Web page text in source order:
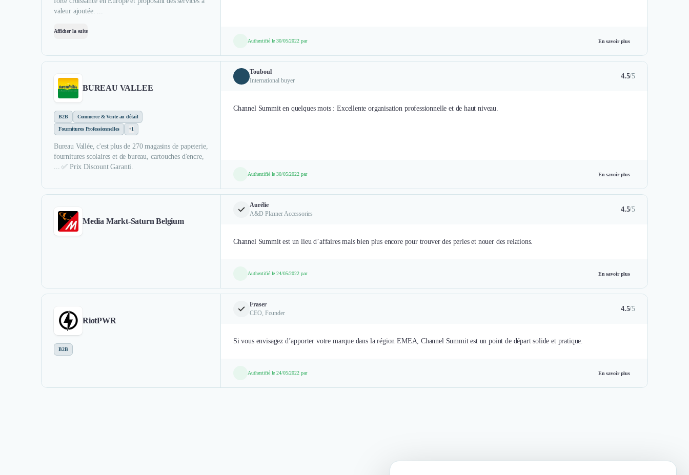
valeur ajoutée. ...
Afficher la suite
Authentifié le 30/05/2022 par En savoir plus
BUREAU VALLEE
B2B Commerce & Vente au détail
Fournitures Professionnelles +1
Bureau Vallée, c'est plus de 270 magasins de papeterie,
fournitures scolaires et de bureau, cartouches d'encre,
... ✅ Prix Discount Garanti.
Touboul
International buyer
4.5/5
Channel Summit en quelques mots : Excellente organisation professionnelle et de haut niveau.
Authentifié le 30/05/2022 par En savoir plus
Media Markt-Saturn Belgium
Aurélie
A&D Planner Accessories
4.5/5
Channel Summit est un lieu d’affaires mais bien plus encore pour trouver des perles et nouer des relations.
Authentifié le 24/05/2022 par En savoir plus
RiotPWR
B2B
Fraser
CEO, Founder
4.5/5
Si vous envisagez d’apporter votre marque dans la région EMEA, Channel Summit est un point de départ solide et pratique.
Authentifié le 24/05/2022 par En savoir plus